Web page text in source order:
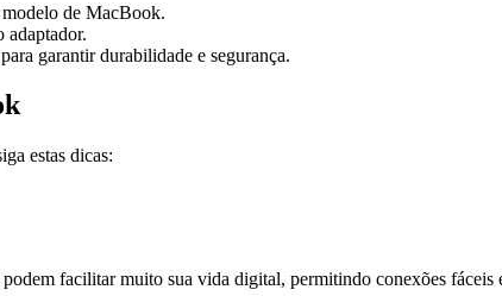
de MacBook.
adaptador.
garantir durabilidade e segurança.
estas dicas:
facilitar muito sua vida digital, permitindo conexões fáceis